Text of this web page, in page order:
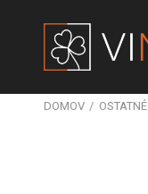
DOMOV OSTATNÉ